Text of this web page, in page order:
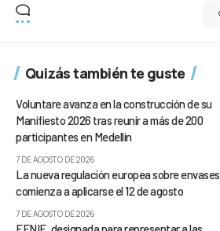
Quizás también te guste
Voluntare avanza en la construcción de su
Manifiesto 2026 tras reunir a más de 200
participantes en Medellín
7 DE AGOSTO DE 2026
La nueva regulación europea sobre envases
comienza a aplicarse el 12 de agosto
7 DE AGOSTO DE 2026